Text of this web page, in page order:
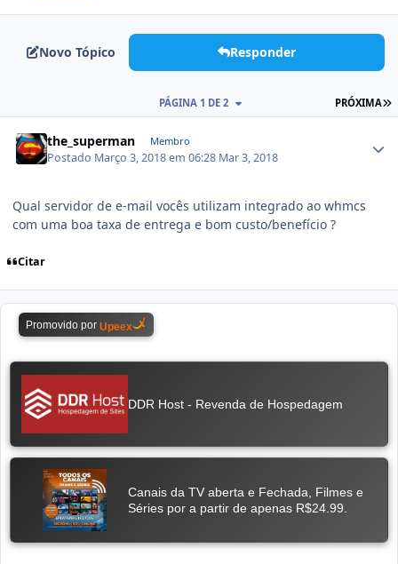
Novo Tópico Responder
PRÓXIMA
PÁGINA 1 DE 2
the_superman Membro
Postado Março 3, 2018 em 06:28 Mar 3, 2018
Qual servidor de e-mail vocês utilizam integrado ao whmcs
com uma boa taxa de entrega e bom custo/benefício ?
Citar